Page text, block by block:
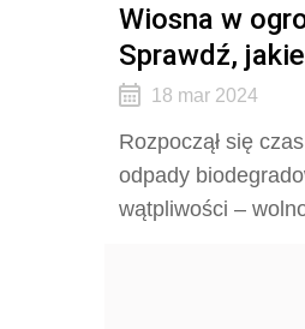
Wiosna w
Sprawdź,
18 mar 2024
Rozpoczął się
odpady
wątpliwości –